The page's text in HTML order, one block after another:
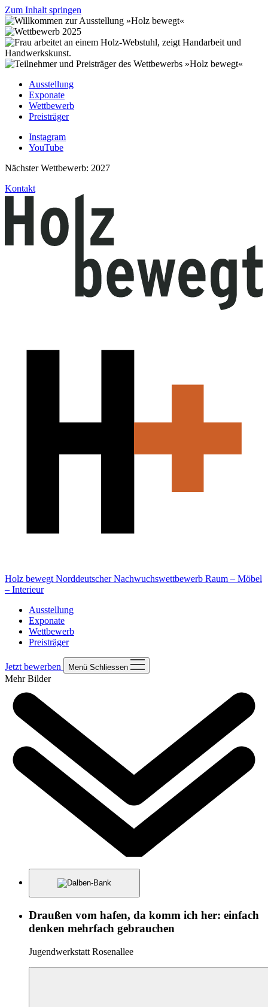
Zum Inhalt springen
Ausstellung
Exponate
Wettbewerb
Preisträger
Instagram
YouTube
Nächster Wettbewerb: 2027
Kontakt
Holz bewegt Norddeutscher Nachwuchswettbewerb Raum – Möbel
– Interieur
Ausstellung
Exponate
Wettbewerb
Preisträger
Jetzt bewerben Menü Schliessen
Mehr Bilder
Draußen vom hafen, da komm ich her: einfach
denken mehrfach gebrauchen
Jugendwerkstatt Rosenallee